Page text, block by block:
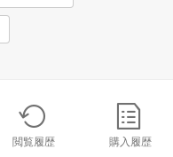
閲覧履歴 購入履歴